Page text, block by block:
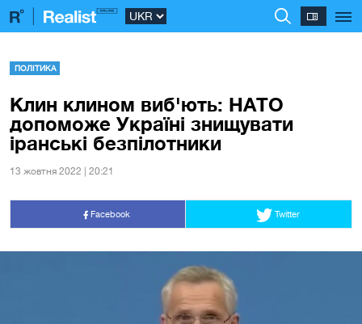
ПОЛІТИКА
Клин клином виб'ють: НАТО
допоможе Україні знищувати
іранські безпілотники
13 жовтня 2022 | 20:21
Facebook Twitter